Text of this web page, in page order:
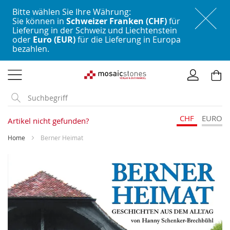
Bitte wählen Sie Ihre Währung:
Sie können in Schweizer Franken (CHF)für
Lieferung in der Schweiz und Liechtenstein
oder Euro (EUR)für die Lieferung in Europa
bezahlen.
zum
Inhalt
Artikel nicht gefunden? CHF EURO
Home Berner Heimat
the
end
of